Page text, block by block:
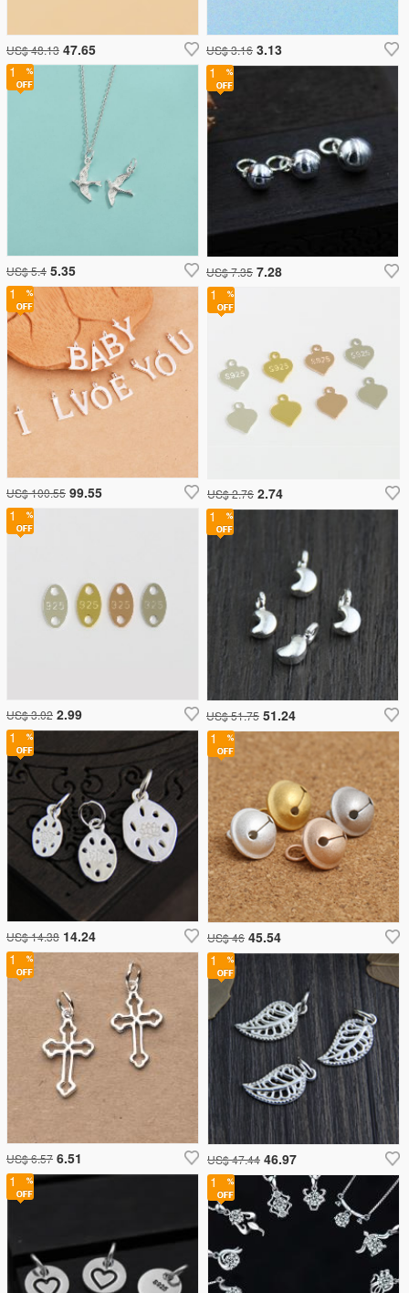
1
US$ 2.76 2.74
US$ 3.16 3.13
1
1
US$ 100.55 99.55
1
1
US$ 6.57 6.51
1
US$ 51.75 51.24
1
US$ 3.02 2.99
1
US$ 47.44 46.97
1
US$ 7.35 7.28
1
US$ 5.4 5.35
1
US$ 14.38 14.24
US$ 48.13 47.65
1
US$ 46 45.54